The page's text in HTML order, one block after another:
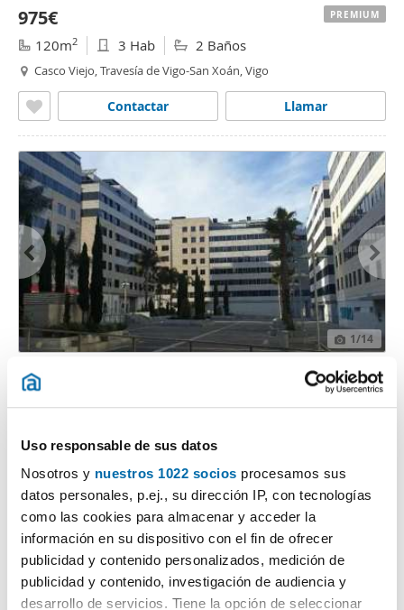
Uso responsable de sus datos
Nosotros y nuestros 1022 socios procesamos sus
datos personales, p.ej., su dirección IP, con tecnologías
como las cookies para almacenar y acceder la
información en su dispositivo con el fin de ofrecer
publicidad y contenido personalizados, medición de
publicidad y contenido, investigación de audiencia y
desarrollo de servicios. Tiene la opción de seleccionar
975€
120m2 3 Hab 2 Baños
Casco Viejo, Travesía de Vigo-San Xoán, Vigo
Llamar
Contactar
PREMIUM
1/14
600€ PREMIUM